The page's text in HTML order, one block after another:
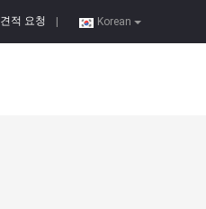
Korean
견적 요청